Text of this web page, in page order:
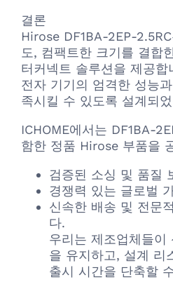
결론
Hirose DF1BA-2EP-
도, 컴팩트한 크기를 결합
터커넥트 솔루션을 제공합
전자 기기의 엄격한 성능
족시킬 수 있도록 설계되
ICHOME에서는 DF1BA-
함한 정품 Hirose 부품을
검증된 소싱 및 품질
경쟁력 있는 글로벌
신속한 배송 및 전문
다.
우리는 제조업체들이
을 유지하고, 설계 리
출시 시간을 단축할